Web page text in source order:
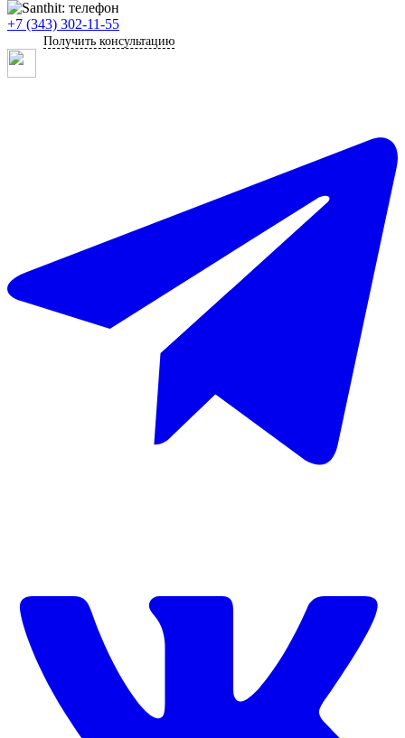
+7 (343) 302-11-55
Получить консультацию